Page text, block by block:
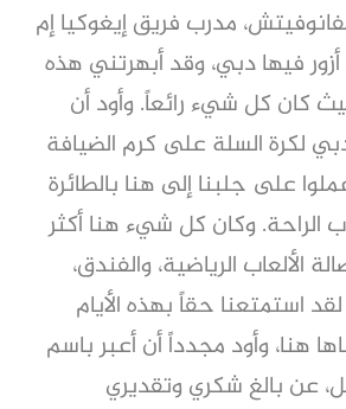
مدرب فريق إيغوكيا إم
فيها دبي، وقد أبهرتني هذه
كان كل شيء رائعاً. وأود أن
لكرة السلة على كرم الضيافة
على جلبنا إلى هنا بالطائرة
الراحة. وكان كل شيء هنا أكثر
الألعاب الرياضية، والفندق،
استمتعنا حقاً بهذه الأيام
هنا، وأود مجدداً أن أعبر باسم
عن بالغ شكري وتقديري